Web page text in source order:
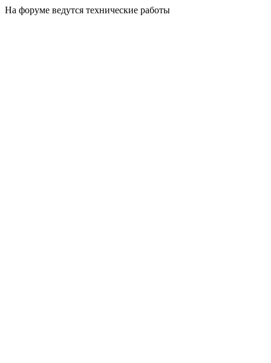
На форуме ведутся технические работы